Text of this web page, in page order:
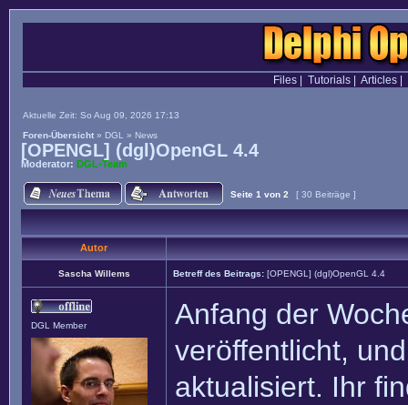
Files| Tutorials| Articles|
Aktuelle Zeit: So Aug 09, 2026 17:13
Foren-Übersicht » DGL » News
[OPENGL] (dgl)OpenGL 4.4
Moderator: DGL-Team
Seite 1 von 2 [ 30 Beiträge ]
Autor
Sascha Willems Betreff des Beitrags: [OPENGL] (dgl)OpenGL 4.4
DGL Member
Anfang der
veröffentlicht,
aktualisiert. Ihr